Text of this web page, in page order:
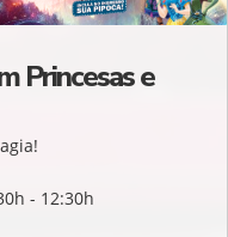
Princesas e
- 12:30h